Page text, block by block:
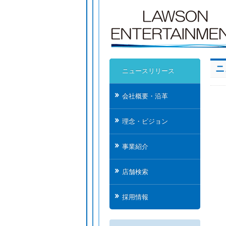
ニュースリリース
会社概要・沿革
理念・ビジョン
事業紹介
店舗検索
採用情報